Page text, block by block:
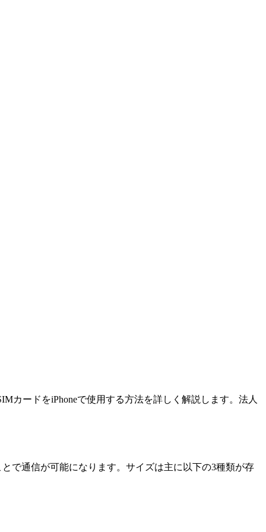
カードをiPhoneで使用する方法を詳しく解説します。法人
で通信が可能になります。サイズは主に以下の3種類が存